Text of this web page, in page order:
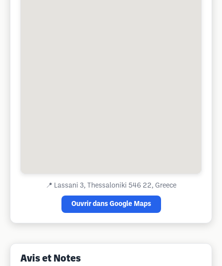
📍 Lassani 3, Thessaloniki 546 22, Greece
Ouvrir dans Google Maps
Avis et Notes